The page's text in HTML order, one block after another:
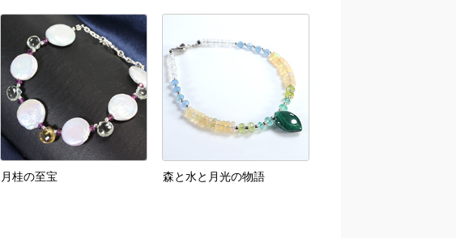
月桂の至宝 森と水と月光の物語